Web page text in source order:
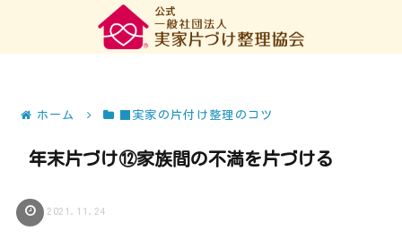
ホーム ■実家の片付け整理のコツ
年末片づけ⑫家族間の不満を片づける
2021.11.24